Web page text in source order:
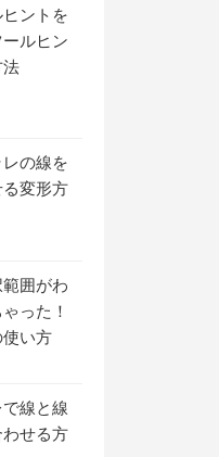
ヒントを
ルヒン
法
の線を
変形方
囲がわ
った！
い方
で線と線
せる方